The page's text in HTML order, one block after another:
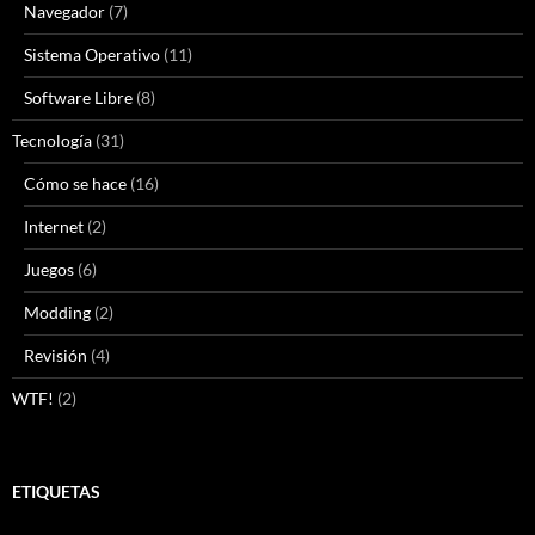
Navegador (7)
Sistema Operativo (11)
Software Libre (8)
Tecnología (31)
Cómo se hace (16)
Internet (2)
Juegos (6)
Modding (2)
Revisión (4)
WTF! (2)
ETIQUETAS